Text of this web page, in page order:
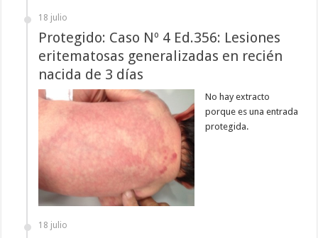
18 julio
Protegido: Caso Nº 4 Ed.356: Lesiones
eritematosas generalizadas en recién
nacida de 3 días
No hay extracto
porque es una entrada
protegida.
18 julio